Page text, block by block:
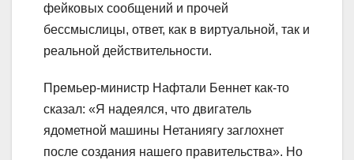
фейковых сообщений и прочей
бессмыслицы, ответ, как в виртуальной, так и
реальной действительности.
Премьер-министр Нафтали Беннет как-то
сказал: «Я надеялся, что двигатель
ядометной машины Нетаниягу заглохнет
после создания нашего правительства». Но